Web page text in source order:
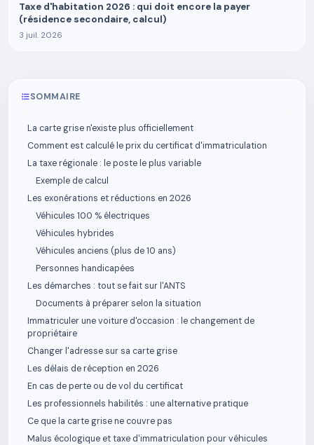
Taxe d'habitation 2026 : qui doit encore la payer
(résidence secondaire, calcul)
3 juil. 2026
SOMMAIRE
La carte grise n'existe plus officiellement
Comment est calculé le prix du certificat d'immatriculation
La taxe régionale : le poste le plus variable
Exemple de calcul
Les exonérations et réductions en 2026
Véhicules 100 % électriques
Véhicules hybrides
Véhicules anciens (plus de 10 ans)
Personnes handicapées
Les démarches : tout se fait sur l'ANTS
Documents à préparer selon la situation
Immatriculer une voiture d'occasion : le changement de
propriétaire
Changer l'adresse sur sa carte grise
Les délais de réception en 2026
En cas de perte ou de vol du certificat
Les professionnels habilités : une alternative pratique
Ce que la carte grise ne couvre pas
Malus écologique et taxe d'immatriculation pour véhicules